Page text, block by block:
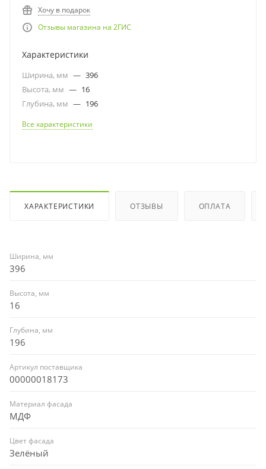
Хочу в подарок
Отзывы магазина на 2ГИС
Характеристики
Ширина, мм — 396
Высота, мм — 16
Глубина, мм — 196
Все характеристики
ХАРАКТЕРИСТИКИ ОТЗЫВЫ ОПЛАТА
Ширина, мм
396
Высота, мм
16
Глубина, мм
196
Артикул поставщика
00000018173
Материал фасада
МДФ
Цвет фасада
Зелёный